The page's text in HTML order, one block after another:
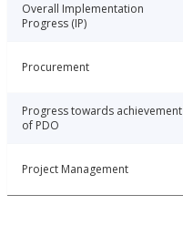
Overall Implementation
Progress (IP)
Procurement
Progress towards achievement
of PDO
Project Management